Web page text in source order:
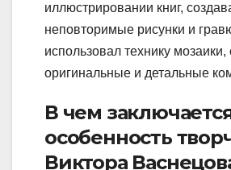
иллюстрировании книг,
неповторимые рисунки и
использовал технику мозаики,
оригинальные и детальные
В чем
особенность
Виктора